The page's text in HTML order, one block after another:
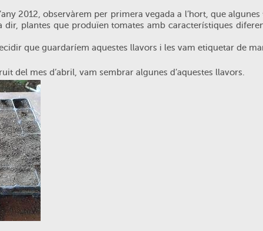
2012, observàrem per primera vegada a l’hort, que
plantes que produïen tomates amb característiques
que guardaríem aquestes llavors i les vam etiquetar de
del mes d’abril, vam sembrar algunes d’aquestes llavors.